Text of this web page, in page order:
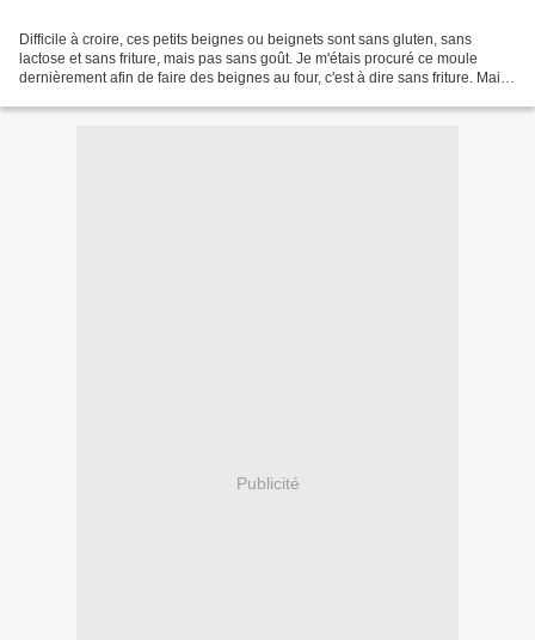
Difficile à croire, ces petits beignes ou beignets sont sans gluten, sans
lactose et sans friture, mais pas sans goût. Je m'étais procuré ce moule
dernièrement afin de faire des beignes au four, c'est à dire sans friture. Mais
Publicité